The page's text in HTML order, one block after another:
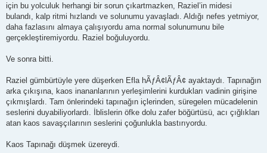
için bu yolculuk herhangi bir sorun çıkartmazken, Raziel’in midesi
bulandı, kalp ritmi hızlandı ve solunumu yavaşladı. Aldığı nefes yetmiyor,
daha fazlasını almaya çalışıyordu ama normal solunumunu bile
gerçekleştiremiyordu. Raziel boğuluyordu.
Ve sonra bitti.
Raziel gümbürtüyle yere düşerken Efla hÃƒÂ¢lÃƒÂ¢ ayaktaydı. Tapınağın
arka çıkışına, kaos inananlarının yerleşimlerini kurdukları vadinin girişine
çıkmışlardı. Tam önlerindeki tapınağın içlerinden, süregelen mücadelenin
seslerini duyabiliyorlardı. İblislerin öfke dolu zafer böğürtüsü, acı çığlıkları
atan kaos savaşçılarının seslerini çoğunlukla bastırıyordu.
Kaos Tapınağı düşmek üzereydi.